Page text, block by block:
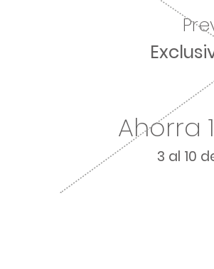
Ahorra
3 al 10